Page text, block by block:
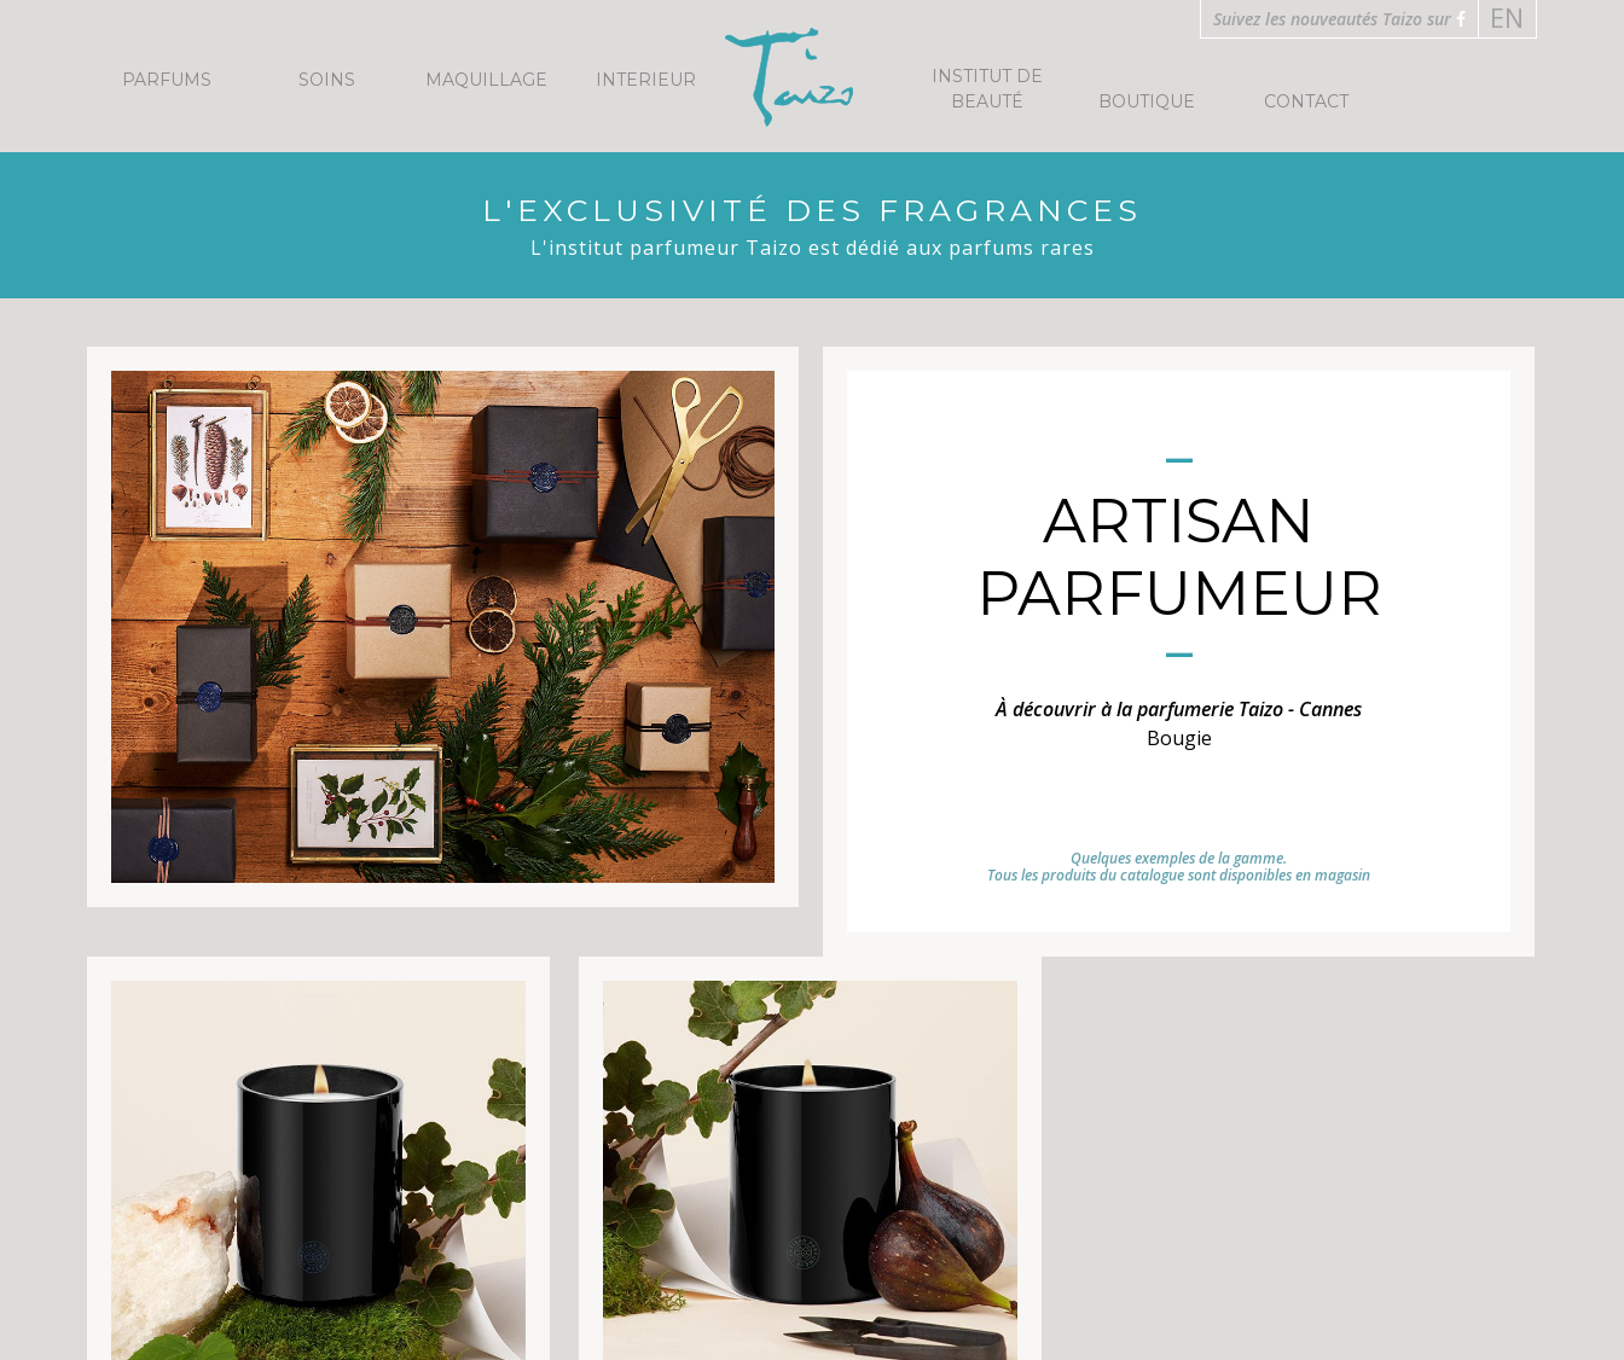
PARFUMS SOINS MAQUILLAGE INTERIEUR
INSTITUT DE
BEAUTÉ
BOUTIQUE CONTACT
Suivez les nouveautés Taizo sur EN
L'EXCLUSIVITÉ DES FRAGRANCES
L'institut parfumeur Taizo est dédié aux parfums rares
ARTISAN
PARFUMEUR
À découvrir à la parfumerie Taizo - Cannes
Bougie
Quelques exemples de la gamme.
Tous les produits du catalogue sont disponibles en magasin